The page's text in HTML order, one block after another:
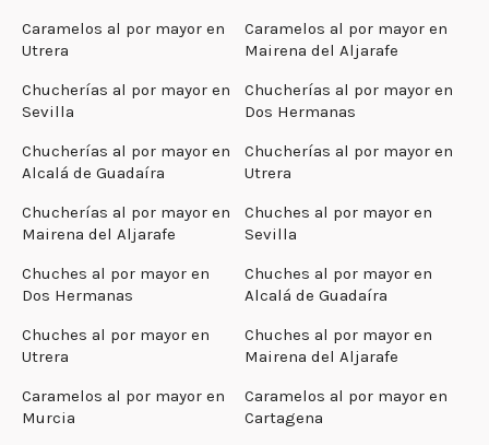
Caramelos al por mayor en
Utrera
Caramelos al por mayor en
Mairena del Aljarafe
Chucherías al por mayor en
Sevilla
Chucherías al por mayor en
Dos Hermanas
Chucherías al por mayor en
Alcalá de Guadaíra
Chucherías al por mayor en
Utrera
Chucherías al por mayor en
Mairena del Aljarafe
Chuches al por mayor en
Sevilla
Chuches al por mayor en
Dos Hermanas
Chuches al por mayor en
Alcalá de Guadaíra
Chuches al por mayor en
Utrera
Chuches al por mayor en
Mairena del Aljarafe
Caramelos al por mayor en
Murcia
Caramelos al por mayor en
Cartagena